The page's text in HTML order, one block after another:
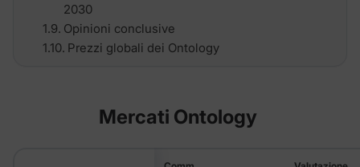
2030
Opinioni conclusive
Prezzi globali dei Ontology
Mercati Ontology